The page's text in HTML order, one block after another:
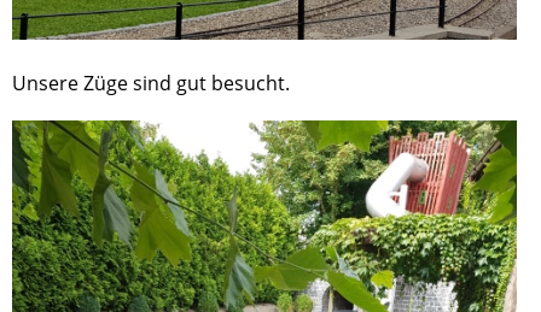
Unsere Züge sind gut besucht.